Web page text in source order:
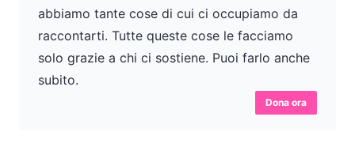
abbiamo tante cose di cui ci occupiamo da
raccontarti. Tutte queste cose le facciamo
solo grazie a chi ci sostiene. Puoi farlo anche
subito.
Dona ora